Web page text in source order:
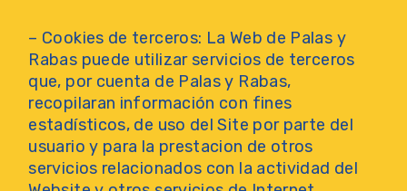
– Cookies de terceros: La Web de Palas y
Rabas puede utilizar servicios de terceros
que, por cuenta de Palas y Rabas,
recopilaran información con fines
estadísticos, de uso del Site por parte del
usuario y para la prestacion de otros
servicios relacionados con la actividad del